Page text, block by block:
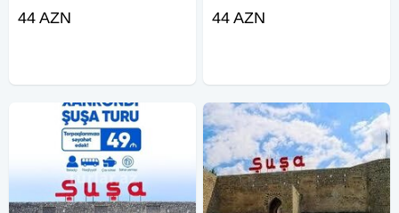
azn Standart paket: 49 azn
44 AZN
paket: 49 azn Qiymətə daxildir:
44 AZN